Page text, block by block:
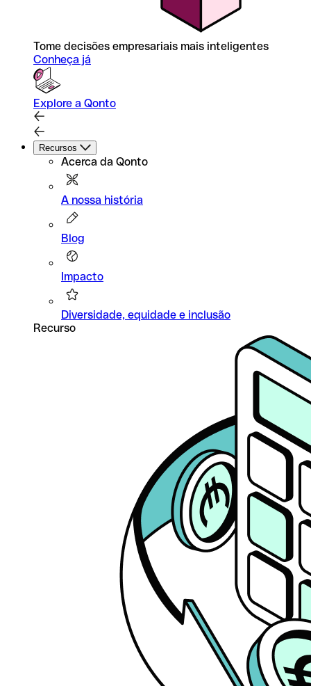
Tome decisões empresariais mais inteligentes
Conheça já
Explore a Qonto
Recursos
Acerca da Qonto
A nossa história
Blog
Impacto
Diversidade, equidade e inclusão
Recurso